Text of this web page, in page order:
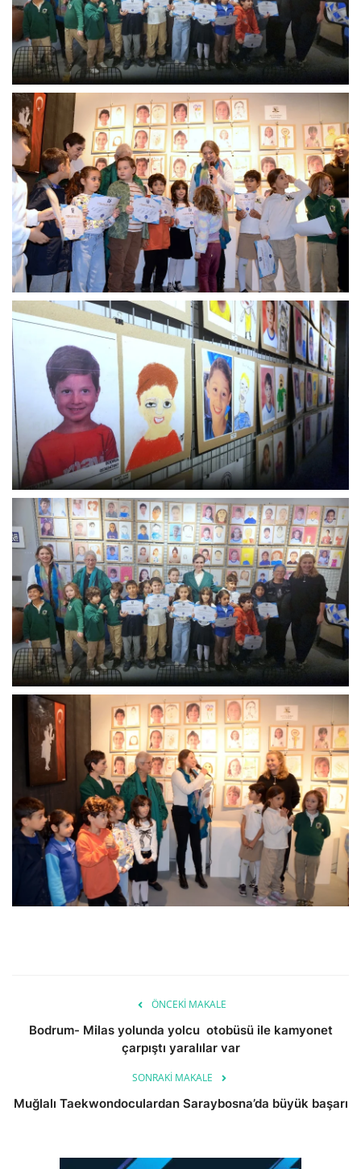
ÖNCEKI MAKALE
Bodrum- Milas yolunda yolcu otobüsü ile kamyonet
çarpıştı yaralılar var
SONRAKI MAKALE
Muğlalı Taekwondoculardan Saraybosna’da büyük başarı